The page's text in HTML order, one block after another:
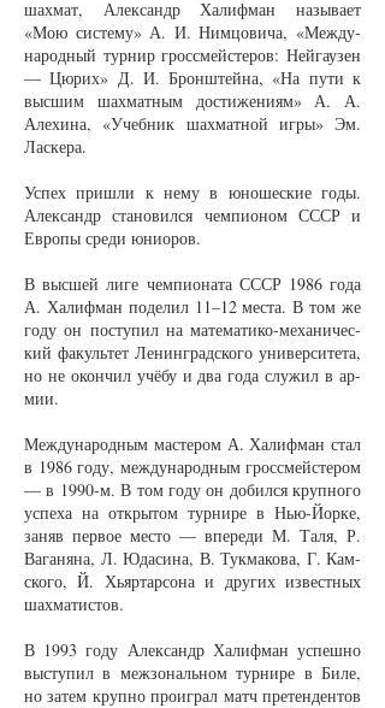
шах­мат, Алек­сан­др Ха­лиф­ман на­зы­ва­ет
«Мою сис­те­му» А. И. Ним­цо­ви­ча, «Меж­ду­
на­род­ный тур­нир грос­с­мей­сте­ров: Ней­гау­зен
— Цю­рих» Д. И. Брон­штей­на, «На пу­ти к
выс­шим шах­мат­ным до­сти­же­ни­ям» А. А.
Але­хи­на, «Учеб­ник шах­мат­ной иг­ры» Эм.
Лас­ке­ра.
Успех при­шли к не­му в юно­шес­кие го­ды.
Алек­сан­др ста­но­вил­ся чем­пи­о­ном СССР и
Ев­ро­пы сре­ди юни­о­ров.
В выс­шей ли­ге чем­пи­о­на­та СССР 1986 го­да
А. Ха­лиф­ман по­де­лил 11–12 ме­с­та. В том же
го­ду он по­сту­пил на ма­те­ма­ти­ко-ме­ха­ни­чес­
кий фа­куль­тет Ле­нин­град­ско­го уни­вер­си­те­та,
но не окон­чил учё­бу и два го­да слу­жил в ар­
мии.
Меж­ду­на­род­ным мас­те­ром А. Ха­лиф­ман стал
в 1986 го­ду, меж­ду­на­род­ным грос­с­мей­сте­ром
— в 1990-м. В том го­ду он до­бил­ся круп­но­го
успе­ха на от­кры­том тур­ни­ре в Нью-Йор­ке,
за­няв пер­вое мес­то — впе­ре­ди М. Та­ля, Р.
Ва­га­ня­на, Л. Юда­си­на, В. Тук­ма­ко­ва, Г. Кам­
ско­го, Й. Хьяр­тар­со­на и дру­гих из­вест­ных
шах­ма­тис­тов.
В 1993 го­ду Алек­сан­др Ха­лиф­ман успеш­но
вы­сту­пил в меж­зо­наль­ном тур­ни­ре в Би­ле,
но за­тем круп­но про­играл матч пре­тен­ден­тов